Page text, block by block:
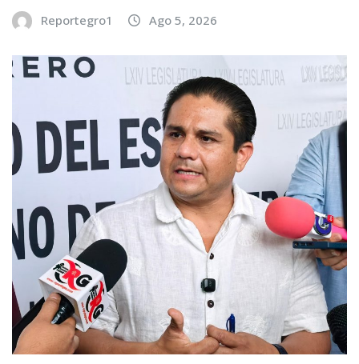
Reportegro1 Ago 5, 2026